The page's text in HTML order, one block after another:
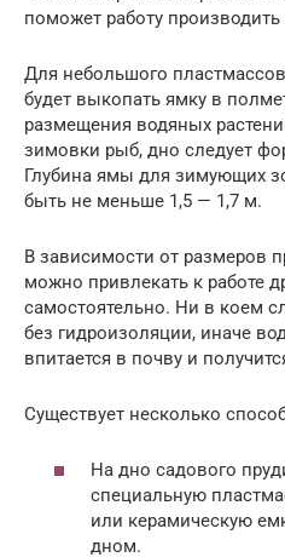
поможет работу производить
Для небольшого
будет выкопать ямку в
размещения водяных
зимовки рыб, дно следует
Глубина ямы для зимующих
быть не меньше 1,5 — 1,7 м.
В зависимости от размеров
можно привлекать к работе
самостоятельно. Ни в коем
без гидроизоляции, иначе
впитается в почву и
Существует несколько
На дно садового
специальную
или керамическую
дном.